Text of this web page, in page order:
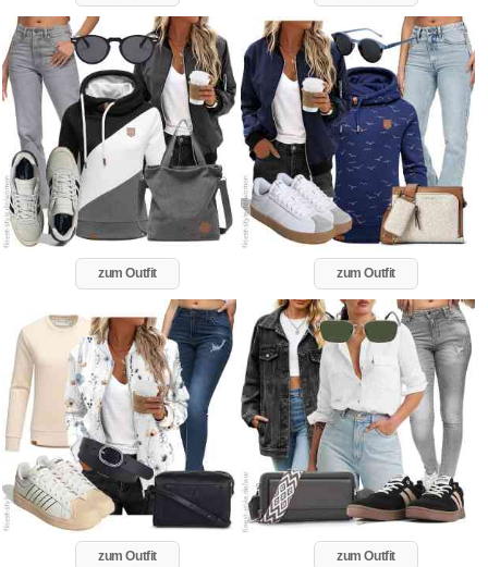
zum Outfit zum Outfit
zum Outfit zum Outfit